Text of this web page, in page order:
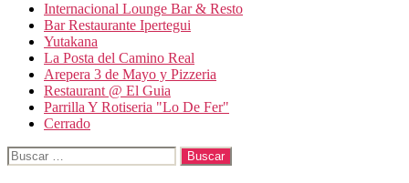
Internacional Lounge Bar & Resto
Bar Restaurante Ipertegui
Yutakana
La Posta del Camino Real
Arepera 3 de Mayo y Pizzeria
Restaurant @ El Guia
Parrilla Y Rotiseria "Lo De Fer"
Cerrado
Buscar: